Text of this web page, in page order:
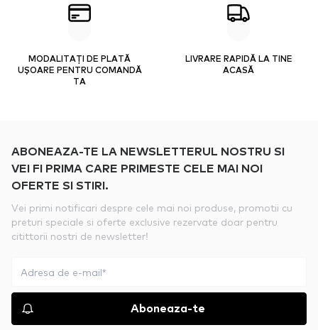
MODALITAȚI DE PLATĂ
UȘOARE PENTRU COMANDĂ
TA
LIVRARE RAPIDĂ LA TINE
ACASĂ
ABONEAZA-TE LA NEWSLETTERUL NOSTRU SI
VEI FI PRIMA CARE PRIMESTE CELE MAI NOI
OFERTE SI STIRI.
Vei primi notificari despre cele mai noi produse, promotii cu
preturi speciale si oferte exclusive rezervate doar pentru
citittorii nostri de newsletter!
Aboneaza-te